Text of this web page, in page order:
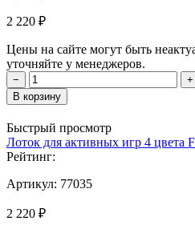
2 220 ₽
Цены на сайте могут быть
уточняйте у менеджеров.
−
+
В корзину
Быстрый просмотр
Лоток для активных игр 4 цвета
Рейтинг:
Артикул: 77035
2 220 ₽